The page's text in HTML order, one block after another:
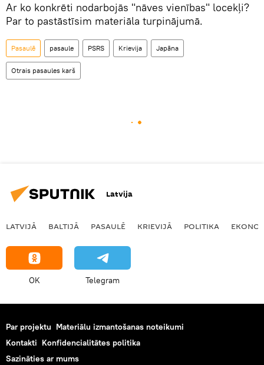
Ar ko konkrēti nodarbojās "nāves vienības" locekļi?
Par to pastāstīsim materiāla turpinājumā.
Pasaulē pasaule PSRS Krievija Japāna
Otrais pasaules karš
Latvija
LATVIJĀ BALTIJĀ PASAULĒ KRIEVIJĀ POLITIKA
OK Telegram
Par projektu Materiālu izmantošanas noteikumi
Kontakti Konfidencialitātes politika
Sazināties ar mums